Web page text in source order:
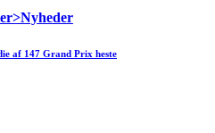
af 147 Grand Prix heste